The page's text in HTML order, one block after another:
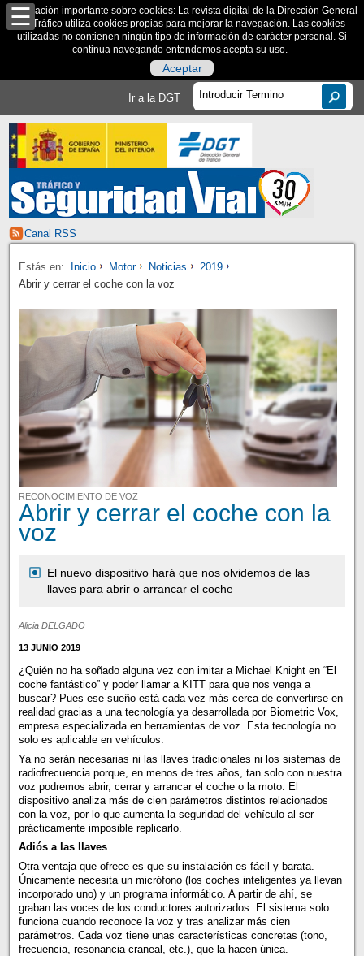
Información importante sobre cookies: La revista digital de la Dirección General
de Tráfico utiliza cookies propias para mejorar la navegación. Las cookies
utilizadas no contienen ningún tipo de información de carácter personal. Si
continua navegando entendemos acepta su uso.
Aceptar
Ir a la DGT
Canal RSS
Estás en: Inicio Motor Noticias
2019
Abrir y cerrar el coche con la voz
RECONOCIMIENTO DE VOZ
Abrir y cerrar el coche con la
voz
El nuevo dispositivo hará que nos olvidemos de las
llaves para abrir o arrancar el coche
Alicia DELGADO
13 JUNIO 2019
¿Quién no ha soñado alguna vez con imitar a Michael Knight en “El
coche fantástico” y poder llamar a KITT para que nos venga a
buscar? Pues ese sueño está cada vez más cerca de convertirse en
realidad gracias a una tecnología ya desarrollada por Biometric Vox,
empresa especializada en herramientas de voz. Esta tecnología no
solo es aplicable en vehículos.
Ya no serán necesarias ni las llaves tradicionales ni los sistemas de
radiofrecuencia porque, en menos de tres años, tan solo con nuestra
voz podremos abrir, cerrar y arrancar el coche o la moto. El
dispositivo analiza más de cien parámetros distintos relacionados
con la voz, por lo que aumenta la seguridad del vehículo al ser
prácticamente imposible replicarlo.
Adiós a las llaves
Otra ventaja que ofrece es que su instalación es fácil y barata.
Únicamente necesita un micrófono (los coches inteligentes ya llevan
incorporado uno) y un programa informático. A partir de ahí, se
graban las voces de los conductores autorizados. El sistema solo
funciona cuando reconoce la voz y tras analizar más cien
parámetros. Cada voz tiene unas características concretas (tono,
frecuencia, resonancia craneal, etc.), que la hacen única.